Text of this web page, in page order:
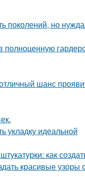
поколений, но
шанс
укладку идеальной
как
красивые узоры